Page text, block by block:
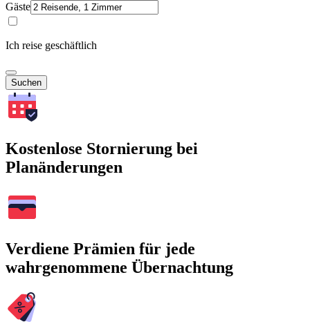
Gäste
Ich reise geschäftlich
Suchen
Kostenlose Stornierung bei
Planänderungen
Verdiene Prämien für jede
wahrgenommene Übernachtung